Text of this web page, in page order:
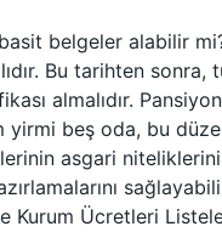
belgeler alabilir
Bu tarihten sonra,
almalıdır.
yirmi beş oda, bu
asgari
Kurum Ücretleri